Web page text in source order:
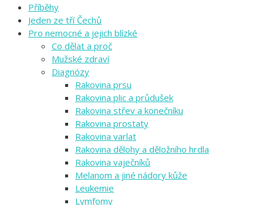
Příběhy
Jeden ze tří Čechů
Pro nemocné a jejich blízké
Co dělat a proč
Mužské zdraví
Diagnózy
Rakovina prsu
Rakovina plic a průdušek
Rakovina střev a konečníku
Rakovina prostaty
Rakovina varlat
Rakovina dělohy a děložního hrdla
Rakovina vaječníků
Melanom a jiné nádory kůže
Leukemie
Lymfomy